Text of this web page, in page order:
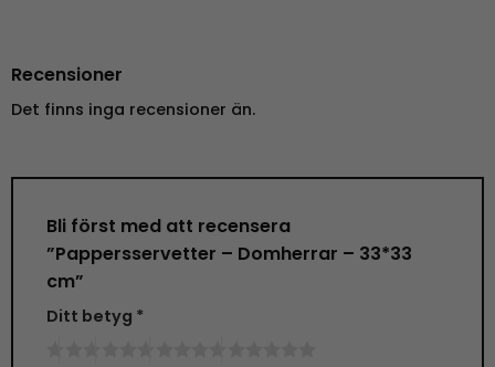
Recensioner
Det finns inga recensioner än.
Bli först med att recensera
”Pappersservetter – Domherrar – 33*33
cm”
Ditt betyg *